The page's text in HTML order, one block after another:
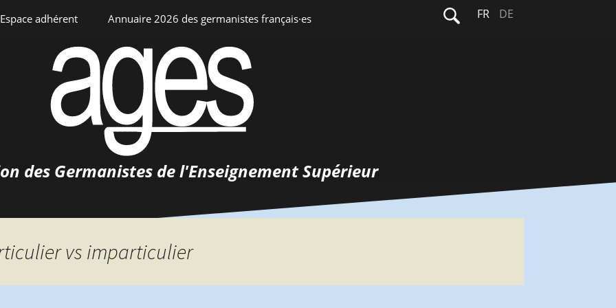
Espace adhérent
Espace personnel
Annuaire 2026 des germanistes français·es
Annuaire interne
Rechercher :
FR DE
des Germanistes de l'Enseignement Supérieur
vs imparticulier